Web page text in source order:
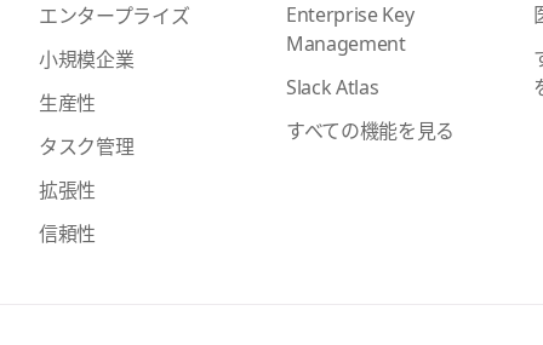
エンタープライズ
小規模企業
生産性
タスク管理
拡張性
信頼性
Enterprise Key
Management
Slack Atlas
すべての機能を見る